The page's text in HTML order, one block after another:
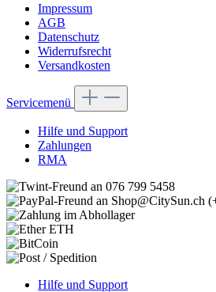
Impressum
AGB
Datenschutz
Widerrufsrecht
Versandkosten
Servicemenü
Hilfe und Support
Zahlungen
RMA
Hilfe und Support